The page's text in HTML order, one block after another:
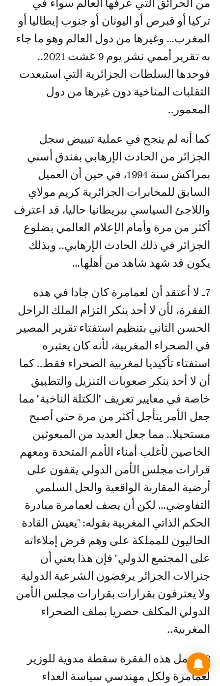
من الحرائق التي عرفها العالم سواء في
تركيا أو قبرص أو اليونان أو جنوب إيطاليا أو
المغرب… وغيرها من دول العالم وهو ما جاء
به تقرير أممي نشر يوم 9 غشت 2021..
فوحدها السلطات الجزائرية التي استبعدت
التقلبات المناخية دون غيرها من دول
المعمور..
كما أنه لم ينجح في عملية تبييض سجل
الجزائر من الحادث الإرهابي بفندق أسني
بمراكش سنة 1994، في حين أن العميل
السابق للمخابرات الجزائرية كريم مولاي
واللاجئ السياسي ببريطانيا حاليا، قد اعترف
أكثر من مرة وأمام الإعلام العالمي بضلوع
الجزائر في ذلك الحادث الإرهابي.. وبذلك
يكون قد شهد شاهد من أهلها…
7ـ لا أعتقد أن لعمامرة كان جادا في هذه
الفقرة، لأن لا أحد ينكر التزام الملك الراحل
الحسن الثاني بتنظيم استفتاء تقرير المصير
في الصحراء المغربية، لأنه كان يعتبره
استفتاء تأكيديا لمغربية الصحراء فقط.. كما
أن لا أحد ينكر صعوبات التنزيل والتطبيق
خاصة في معايير تعريف "الكتلة الناخبة" مما
جعل الأمر يتأجل أكثر من مرة حتى أصبح
مستحيلا.. مما جعل العديد من المبعوثين
الخاصين لأغلب أمناء الأمم المتحدة ومعهم
قرارات مجلس الأمن الدولي يقفون على
أرضية المقاربة الواقعية والحل السلمي
التفاوضي… لكن أن يصف لعمامرة مبادرة
الحكم الذاتي المغربية بقوله: "يعيش القادة
الحاليون للمملكة على وهم فرض إملاءاته
على المجتمع الدولي" فإن هذا يعني أن
جنرالات الجزائر يرفضون الشرعية الدولية
ولا يعترفون بقرارات بقرارات مجلس الأمن
الدولي المكلف حصريا بملف الصحراء
المغربية..
8ـ تحمل هذه الفقرة سقطة مدوية للوزير
لعمامرة ولكل مهندسي سياسة العداء